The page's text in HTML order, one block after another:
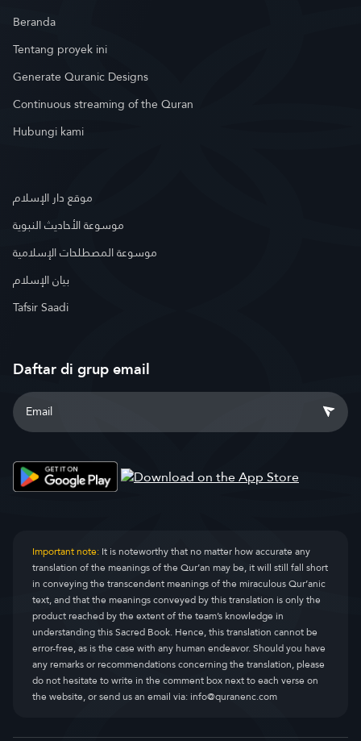
Beranda
Tentang proyek ini
Generate Quranic Designs
Continuous streaming of the Quran
Hubungi kami
موقع دار الإسلام
موسوعة الأحاديث النبوية
موسوعة المصطلحات الإسلامية
بيان الإسلام
Tafsir Saadi
Daftar di grup email
Important note:It is noteworthy that no matter how accurate any
translation of the meanings of the Qur’an may be, it will still fall short
in conveying the transcendent meanings of the miraculous Qur’anic
text, and that the meanings conveyed by this translation is only the
product reached by the extent of the team’s knowledge in
understanding this Sacred Book. Hence, this translation cannot be
error-free, as is the case with any human endeavor. Should you have
any remarks or recommendations concerning the translation, please
do not hesitate to write in the comment box next to each verse on
the website, or send us an email via:info@quranenc.com